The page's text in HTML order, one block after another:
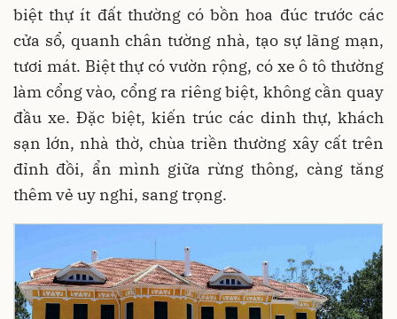
biệt thự ít đất thường có bồn hoa đúc trước các
cửa sổ, quanh chân tường nhà, tạo sự lãng mạn,
tươi mát. Biệt thự có vườn rộng, có xe ô tô thường
làm cổng vào, cổng ra riêng biệt, không cần quay
đầu xe. Đặc biệt, kiến trúc các dinh thự, khách
sạn lớn, nhà thờ, chùa triền thường xây cất trên
đỉnh đồi, ẩn mình giữa rừng thông, càng tăng
thêm vẻ uy nghi, sang trọng.